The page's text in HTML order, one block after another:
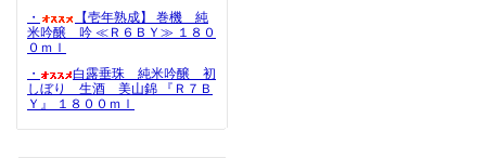
・
【壱年熟成】 巻機 純
米吟醸 吟 ≪Ｒ６ＢＹ≫ １８０
０ｍｌ
・
白露垂珠 純米吟醸 初
しぼり 生酒 美山錦 『Ｒ７Ｂ
Ｙ』 １８００ｍｌ